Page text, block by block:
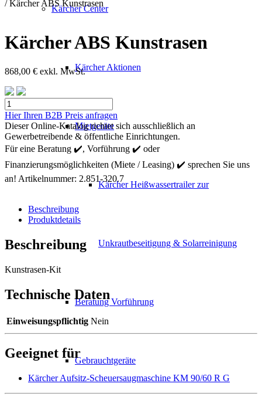
Kärcher Center
Kärcher Aktionen
Mietgeräte
Kärcher Heißwassertrailer zur
Unkrautbeseitigung & Solarreinigung
Beratung Vorführung
Gebrauchtgeräte
/ Kärcher ABS Kunstrasen
Kärcher ABS Kunstrasen
868,00 € exkl. MwSt.
Kärcher
ABS
Kunstrasen
Menge
Hier Ihren B2B Preis anfragen
Dieser Online-Katalog richtet sich ausschließlich an
Gewerbetreibende & öffentliche Einrichtungen.
Für eine Beratung ✔️, Vorführung ✔️ oder
Finanzierungsmöglichkeiten (Miete / Leasing) ✔️ sprechen Sie uns
an! Artikelnummer: 2.851-320.7
Beschreibung
Produktdetails
Beschreibung
Kunstrasen-Kit
Technische Daten
Einweisungspflichtig Nein
Geeignet für
Kärcher Aufsitz-Scheuersaugmaschine KM 90/60 R G